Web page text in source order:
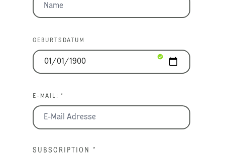
GEBURTSDATUM
E-MAIL: *
SUBSCRIPTION *